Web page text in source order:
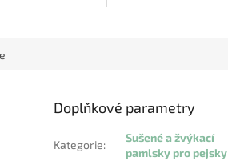
Doplňkové parametry
Kategorie:
Sušené a žvýkací
pamlsky pro pejsky